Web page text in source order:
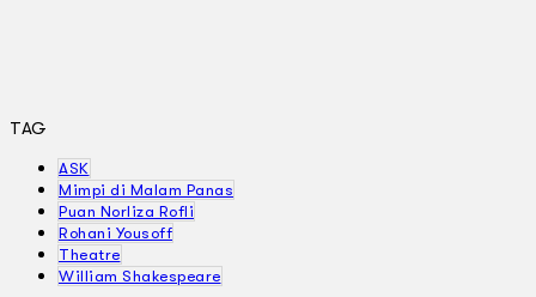
TAG
ASK
Mimpi di Malam Panas
Puan Norliza Rofli
Rohani Yousoff
Theatre
William Shakespeare